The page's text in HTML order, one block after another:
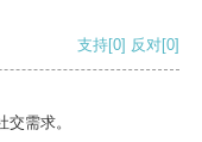
支持[0] 反对[0]
需求。